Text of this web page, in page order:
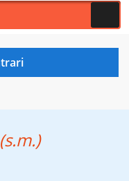
(s.m.)